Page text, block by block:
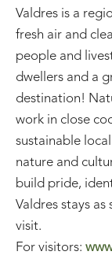
Valdres is a
fresh air and
people and
dwellers and a
destination!
work in close
sustainable
nature and
build pride,
Valdres stays
visit.
For visitors: